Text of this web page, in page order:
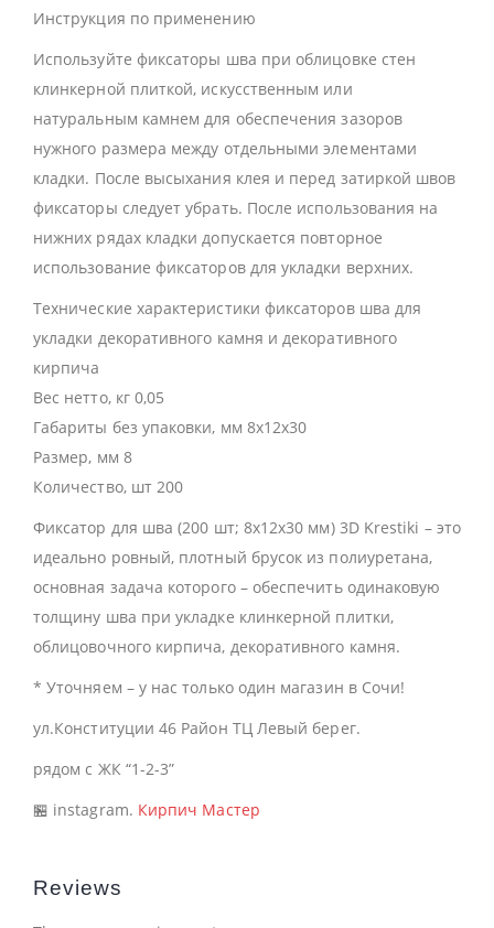
Инструкция по применению
Используйте фиксаторы шва при облицовке стен
клинкерной плиткой, искусственным или
натуральным камнем для обеспечения зазоров
нужного размера между отдельными элементами
кладки. После высыхания клея и перед затиркой швов
фиксаторы следует убрать. После использования на
нижних рядах кладки допускается повторное
использование фиксаторов для укладки верхних.
Технические характеристики фиксаторов шва для
укладки декоративного камня и декоративного
кирпича
Вес нетто, кг 0,05
Габариты без упаковки, мм 8х12х30
Размер, мм 8
Количество, шт 200
Фиксатор для шва (200 шт; 8х12х30 мм) 3D Krestiki – это
идеально ровный, плотный брусок из полиуретана,
основная задача которого – обеспечить одинаковую
толщину шва при укладке клинкерной плитки,
облицовочного кирпича, декоративного камня.
* Уточняем – у нас только один магазин в Сочи!
ул.Конституции 46 Район ТЦ Левый берег.
рядом с ЖК “1-2-3”
🏪 instagram. Кирпич Мастер
Reviews